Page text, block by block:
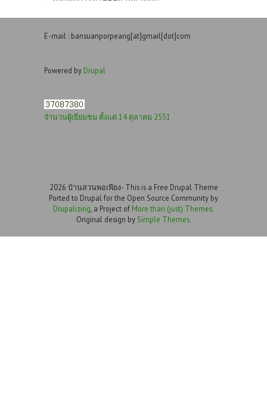
E-mail : bansuanporpeang[at]gmail[dot]com
Powered by Drupal
จำนวนผู้เยี่ยมชม ตั้งแต่ 14 ตุลาคม 2551
2026 บ้านสวนพอเพียง- This is a Free Drupal Theme
Ported to Drupal for the Open Source Community by
Drupalizing, a Project of More than (just) Themes.
Original design by Simple Themes.